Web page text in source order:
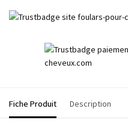
Fiche Produit Description